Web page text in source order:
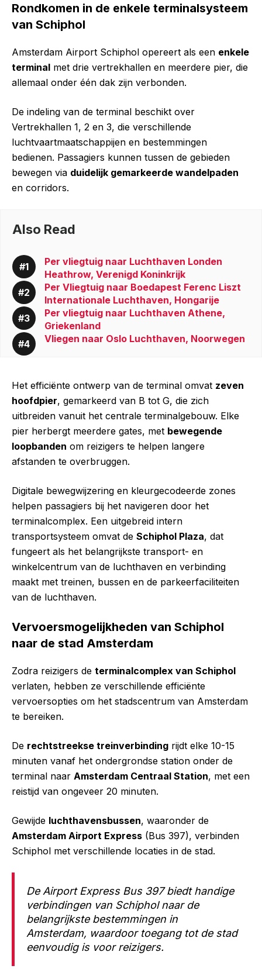
Rondkomen in de enkele terminalsysteem
van Schiphol
Amsterdam Airport Schiphol opereert als een enkele
terminal met drie vertrekhallen en meerdere pier, die
allemaal onder één dak zijn verbonden.
De indeling van de terminal beschikt over
Vertrekhallen 1, 2 en 3, die verschillende
luchtvaartmaatschappijen en bestemmingen
bedienen. Passagiers kunnen tussen de gebieden
bewegen via duidelijk gemarkeerde wandelpaden
en corridors.
Also Read
Per vliegtuig naar Luchthaven Londen
Heathrow, Verenigd Koninkrijk
Per Vliegtuig naar Boedapest Ferenc Liszt
Internationale Luchthaven, Hongarije
Per vliegtuig naar Luchthaven Athene,
Griekenland
Vliegen naar Oslo Luchthaven, Noorwegen
Het efficiënte ontwerp van de terminal omvat zeven
hoofdpier, gemarkeerd van B tot G, die zich
uitbreiden vanuit het centrale terminalgebouw. Elke
pier herbergt meerdere gates, met bewegende
loopbanden om reizigers te helpen langere
afstanden te overbruggen.
Digitale bewegwijzering en kleurgecodeerde zones
helpen passagiers bij het navigeren door het
terminalcomplex. Een uitgebreid intern
transportsysteem omvat de Schiphol Plaza, dat
fungeert als het belangrijkste transport- en
winkelcentrum van de luchthaven en verbinding
maakt met treinen, bussen en de parkeerfaciliteiten
van de luchthaven.
Vervoersmogelijkheden van Schiphol
naar de stad Amsterdam
Zodra reizigers de terminalcomplex van Schiphol
verlaten, hebben ze verschillende efficiënte
vervoersopties om het stadscentrum van Amsterdam
te bereiken.
De rechtstreekse treinverbinding rijdt elke 10-15
minuten vanaf het ondergrondse station onder de
terminal naar Amsterdam Centraal Station, met een
reistijd van ongeveer 20 minuten.
Gewijde luchthavensbussen, waaronder de
Amsterdam Airport Express (Bus 397), verbinden
Schiphol met verschillende locaties in de stad.
De Airport Express Bus 397 biedt handige
verbindingen van Schiphol naar de
belangrijkste bestemmingen in
Amsterdam, waardoor toegang tot de stad
eenvoudig is voor reizigers.